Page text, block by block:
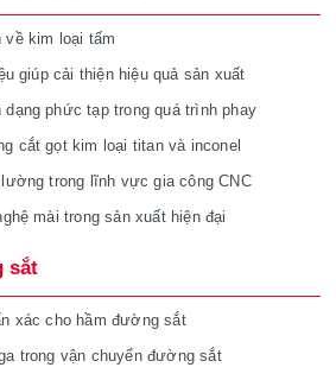
kim loại tấm
giúp cải thiện hiệu quả sản xuất
phức tạp trong quá trình phay
cắt gọt kim loại titan và inconel
trong lĩnh vực gia công CNC
mài trong sản xuất hiện đại
sắt
xác cho hầm đường sắt
trong vận chuyển đường sắt